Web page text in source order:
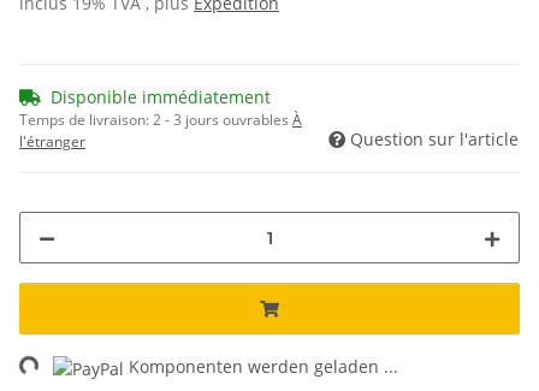
Disponible immédiatement
Temps de livraison:2 - 3 jours ouvrables À
l'étranger
Question sur l'article
Komponenten werden geladen ...